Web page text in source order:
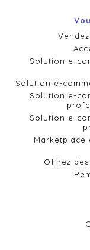
Solution e-
Solution e-
Solution e-
Solution e-
Marketplace
Offrez